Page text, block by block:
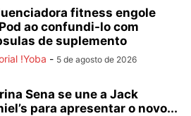
fitness engole
ao confundi-lo com
de suplemento
!Yoba - 5 de agosto de 2026
Sena se une a Jack
para apresentar o novo...